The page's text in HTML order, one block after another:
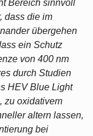
Bereich sinnvoll
dass die im
übergehen
ein Schutz
von 400 nm
durch Studien
HEV Blue Light
zu oxidativem
altern lassen,
bei